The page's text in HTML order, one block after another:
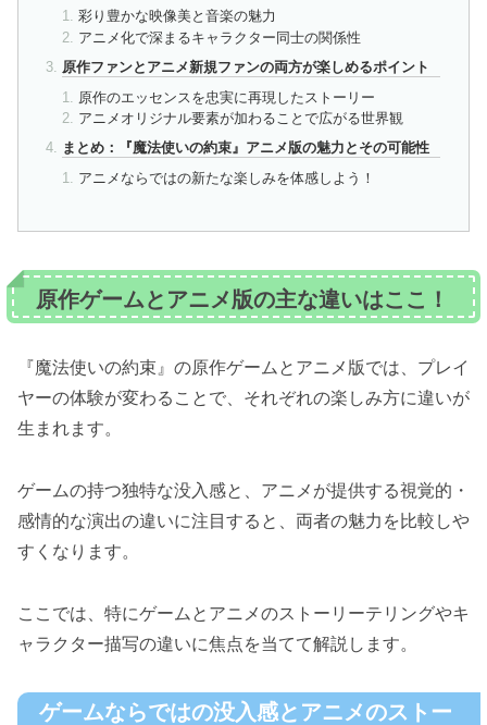
彩り豊かな映像美と音楽の魅力
アニメ化で深まるキャラクター同士の関係性
原作ファンとアニメ新規ファンの両方が楽しめるポイント
原作のエッセンスを忠実に再現したストーリー
アニメオリジナル要素が加わることで広がる世界観
まとめ：『魔法使いの約束』アニメ版の魅力とその可能性
アニメならではの新たな楽しみを体感しよう！
原作ゲームとアニメ版の主な違いはここ！
『魔法使いの約束』の原作ゲームとアニメ版では、プレイ
ヤーの体験が変わることで、それぞれの楽しみ方に違いが
生まれます。
ゲームの持つ独特な没入感と、アニメが提供する視覚的・
感情的な演出の違いに注目すると、両者の魅力を比較しや
すくなります。
ここでは、特にゲームとアニメのストーリーテリングやキ
ャラクター描写の違いに焦点を当てて解説します。
ゲームならではの没入感とアニメのストー